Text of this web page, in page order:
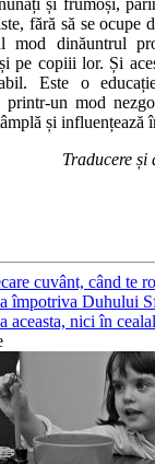
fără să se ocupe
mod dinăuntrul
pe copiii lor. Și
Este o
printr-un mod
și influențează
Traducere și
cuvânt, când te
împotriva Duhului
aceasta, nici în